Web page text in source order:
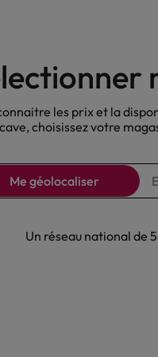
Nos Bières
Ardbeg
les prix et la
choisissez votre
Me géolocaliser
Un réseau national de